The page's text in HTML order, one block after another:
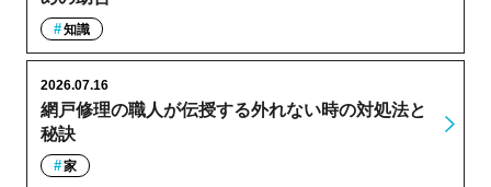
知識
網戸修理の職人が伝授する外れない時の対処法と
秘訣
2026.07.16
家